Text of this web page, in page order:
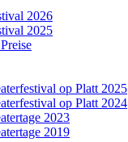
2026
2025
op Platt 2025
op Platt 2024
2023
2019